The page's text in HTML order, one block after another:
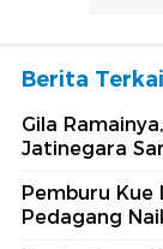
Berita
Gila
Jatinegara
Pemburu Kue
Pedagang